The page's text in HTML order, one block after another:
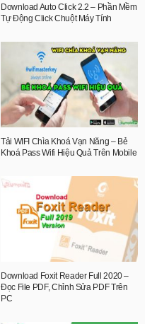
Download Auto Click 2.2 – Phần Mềm
Tự Động Click Chuột Máy Tính
Tải WIFI Chìa Khoá Vạn Năng – Bẻ
Khoá Pass Wifi Hiệu Quả Trên Mobile
Download Foxit Reader Full 2020 –
Đọc File PDF, Chỉnh Sửa PDF Trên
PC